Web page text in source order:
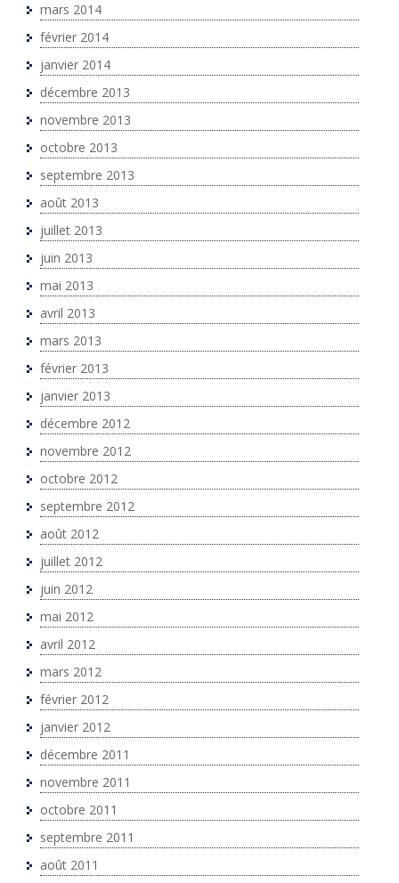
mars 2014
février 2014
janvier 2014
décembre 2013
novembre 2013
octobre 2013
septembre 2013
août 2013
juillet 2013
juin 2013
mai 2013
avril 2013
mars 2013
février 2013
janvier 2013
décembre 2012
novembre 2012
octobre 2012
septembre 2012
août 2012
juillet 2012
juin 2012
mai 2012
avril 2012
mars 2012
février 2012
janvier 2012
décembre 2011
novembre 2011
octobre 2011
septembre 2011
août 2011